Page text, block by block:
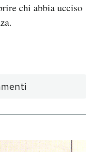
chi abbia ucciso